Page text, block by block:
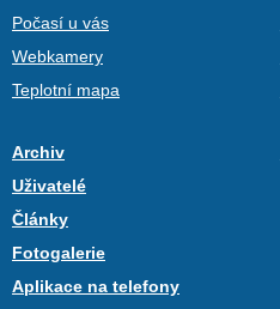
Počasí u vás
Webkamery
Teplotní mapa
Archiv
Uživatelé
Články
Fotogalerie
Aplikace na telefony